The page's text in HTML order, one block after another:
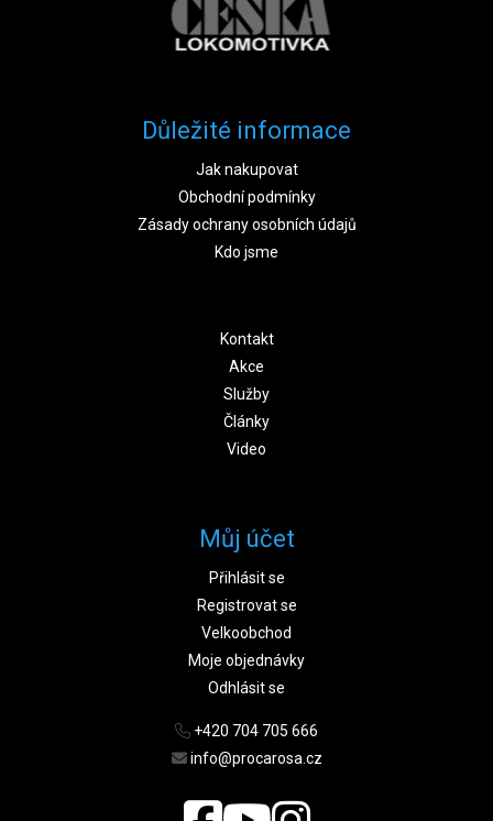
Důležité informace
Jak nakupovat
Obchodní podmínky
Zásady ochrany osobních údajů
Kdo jsme
Kontakt
Akce
Služby
Články
Video
Můj účet
Přihlásit se
Registrovat se
Velkoobchod
Moje objednávky
Odhlásit se
+420 704 705 666
info@procarosa.cz